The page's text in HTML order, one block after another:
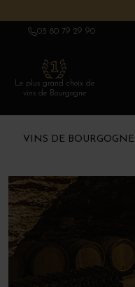
03 80 79 29 90
Le plus grand choix de
vins de Bourgogne
VINS DE BOURGOGNE